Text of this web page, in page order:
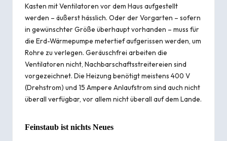
Kasten mit Ventilatoren vor dem Haus aufgestellt
werden – äußerst hässlich. Oder der Vorgarten – sofern
in gewünschter Größe überhaupt vorhanden – muss für
die Erd-Wärmepumpe metertief aufgerissen werden, um
Rohre zu verlegen. Geräuschfrei arbeiten die
Ventilatoren nicht, Nachbarschaftsstreitereien sind
vorgezeichnet. Die Heizung benötigt meistens 400 V
(Drehstrom) und 15 Ampere Anlaufstrom sind auch nicht
überall verfügbar, vor allem nicht überall auf dem Lande.
Feinstaub ist nichts Neues